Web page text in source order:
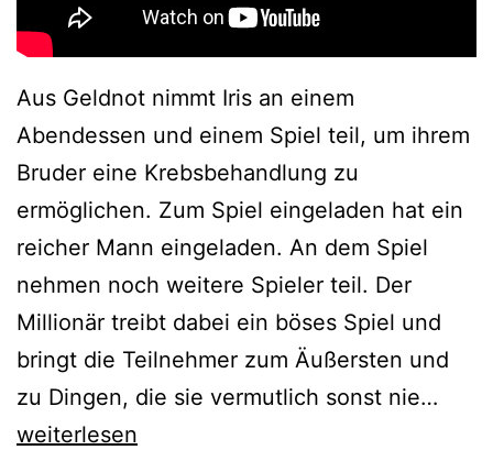
Aus Geldnot nimmt Iris an einem
Abendessen und einem Spiel teil, um ihrem
Bruder eine Krebsbehandlung zu
ermöglichen. Zum Spiel eingeladen hat ein
reicher Mann eingeladen. An dem Spiel
nehmen noch weitere Spieler teil. Der
Millionär treibt dabei ein böses Spiel und
bringt die Teilnehmer zum Äußersten und
zu Dingen, die sie vermutlich sonst nie…
weiterlesen